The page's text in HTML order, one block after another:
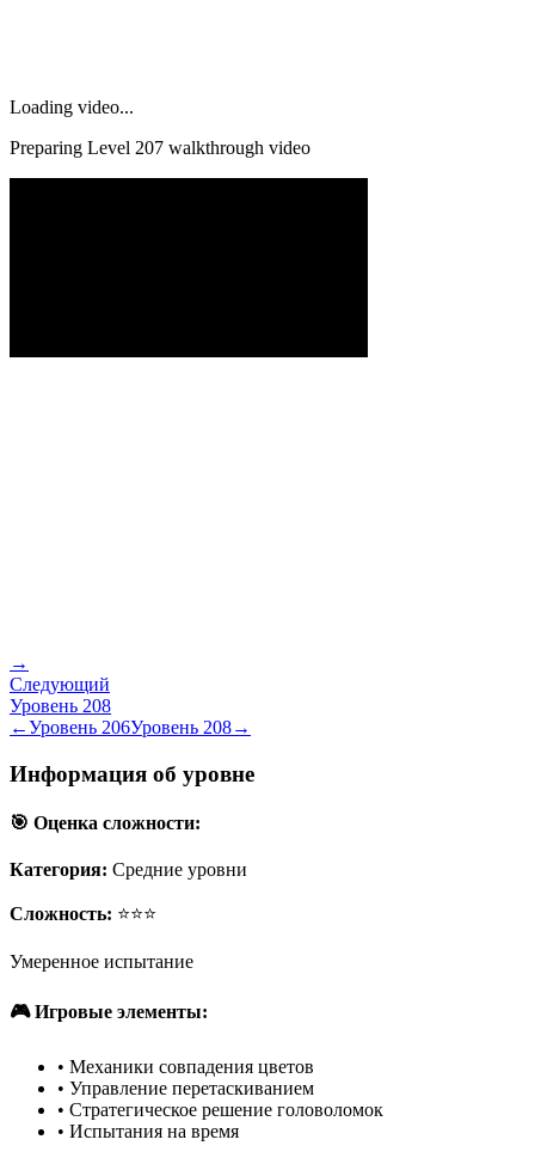
Loading video...
Preparing Level 207 walkthrough video
→
Следующий
Уровень 208
←Уровень 206Уровень 208→
Информация об уровне
🎯 Оценка сложности:
Категория: Средние уровни
Сложность: ⭐⭐⭐
Умеренное испытание
🎮 Игровые элементы:
• Механики совпадения цветов
• Управление перетаскиванием
• Стратегическое решение головоломок
• Испытания на время